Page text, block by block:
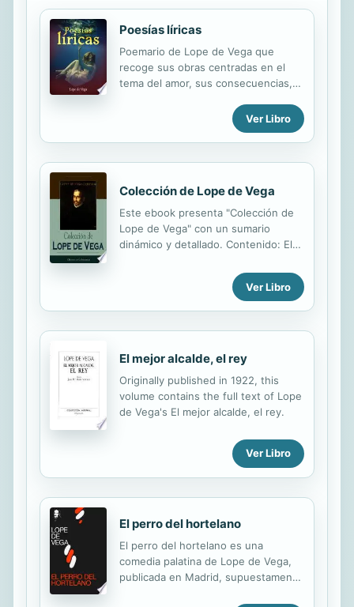
Poesías líricas
Poemario de Lope de Vega que
recoge sus obras centradas en el
tema del amor, sus consecuencias,
florecimiento. En él apreciamos la
sensibilidad de Lope de Vega en una
amplia gama de registros siempre en
torno al concepto del amor, tanto
de Vega y Carpio fue un autor nacido
en Madrid en 1562 y fallecido en
1635. Célebre dramaturgo y poeta,
se le considera emblema del Siglo de
de los autores más prolíficos de la
Ver Libro
Colección de Lope de Vega
Este ebook presenta "Colección de
Lope de Vega" con un sumario
dinámico y detallado. Contenido: El
venganza El perro del hortelano
Fuenteovejuna La dama boba La
del Siglo de Oro español y, por la
más prolíficos autores de la literatura
universal.
Ver Libro
El mejor alcalde, el rey
Originally published in 1922, this
volume contains the full text of Lope
de Vega's El mejor alcalde, el rey.
Ver Libro
El perro del hortelano
El perro del hortelano es una
comedia palatina de Lope de Vega,
publicada en Madrid, supuestamente